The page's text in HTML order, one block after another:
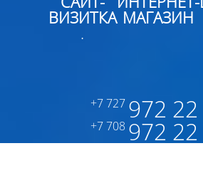
ВИЗИТКА
.
МАГАЗИН
+7 727 972
+7 708 972